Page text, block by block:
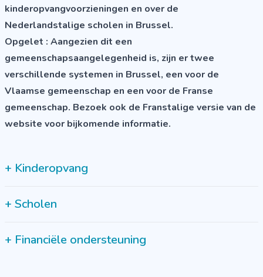
kinderopvangvoorzieningen en over de
Nederlandstalige scholen in Brussel.
Opgelet : Aangezien dit een
gemeenschapsaangelegenheid is, zijn er twee
verschillende systemen in Brussel, een voor de
Vlaamse gemeenschap en een voor de Franse
gemeenschap. Bezoek ook de Franstalige versie van de
website voor bijkomende informatie.
+ Kinderopvang
+ Scholen
+ Financiële ondersteuning